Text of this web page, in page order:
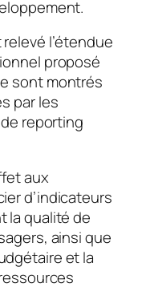
l’étendue
proposé
sont montrés
par les
reporting
aux
d’indicateurs
la qualité de
ainsi que
et la